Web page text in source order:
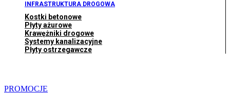
INFRASTRUKTURA DROGOWA
Kostki betonowe
Płyty ażurowe
Krawężniki drogowe
Systemy kanalizacyjne
Płyty ostrzegawcze
PROMOCJE